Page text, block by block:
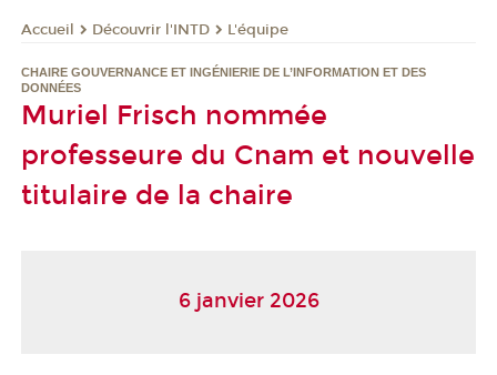
Accueil Découvrir l'INTD L'équipe
CHAIRE GOUVERNANCE ET INGÉNIERIE DE L’INFORMATION ET DES
DONNÉES
Muriel Frisch nommée
professeure du Cnam et nouvelle
titulaire de la chaire
6 janvier 2026